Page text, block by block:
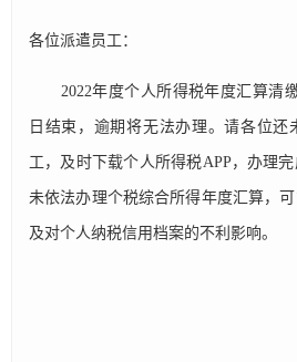
各位派遣员工：
2022年度个人所得税年度汇算清缴
日结束，逾期将无法办理。请各位还
工，及时下载个人所得税APP，办理
未依法办理个税综合所得年度汇算，可
及对个人纳税信用档案的不利影响。